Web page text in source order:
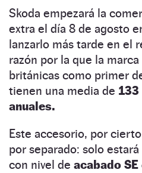
Skoda empezará la
extra el día 8 de agosto
lanzarlo más tarde en el
razón por la que la
británicas como primer
tienen una media de
anuales.
Este accesorio, por
por separado: solo
con nivel de acabado